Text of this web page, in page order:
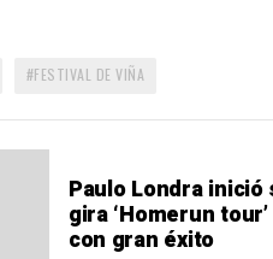
FESTIVAL DE VIÑA
Paulo Londra inició
gira ‘Homerun tour’
con gran éxito